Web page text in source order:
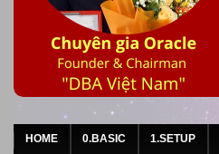
HOME 0.BASIC 1.SETUP